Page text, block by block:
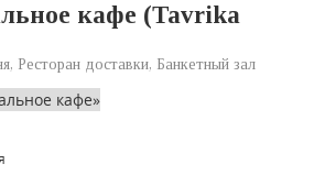
кафе (Tavrika
Ресторан доставки, Банкетный зал